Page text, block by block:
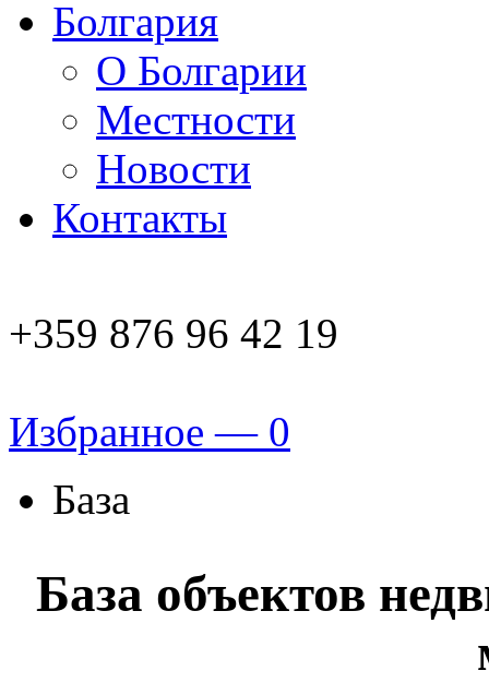
Болгария
О Болгарии
Местности
Новости
Контакты
+359 876 96 42 19
Избранное — 0
База
База объектов